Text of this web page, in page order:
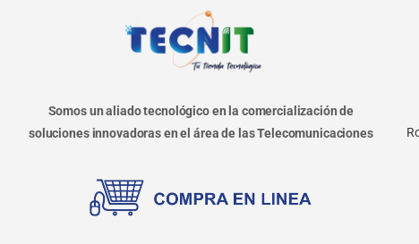
Somos un aliado tecnológico en la comercialización de
soluciones innovadoras en el área de las Telecomunicaciones